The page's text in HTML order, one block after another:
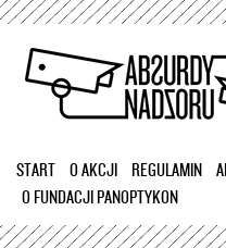
Przejdź
treści
START O AKCJI REGULAMIN
O FUNDACJI PANOPTYKON